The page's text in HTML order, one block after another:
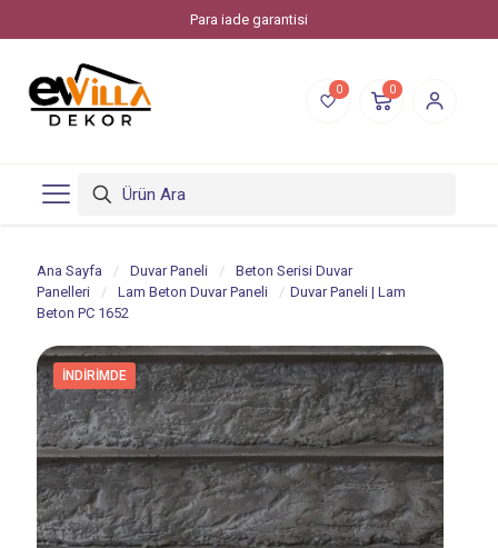
Para iade garantisi
0 0
Ana Sayfa / Duvar Paneli /
Beton Serisi Duvar
Panelleri
/ Lam Beton Duvar Paneli / Duvar Paneli | Lam
Beton PC 1652
İNDIRIMDE